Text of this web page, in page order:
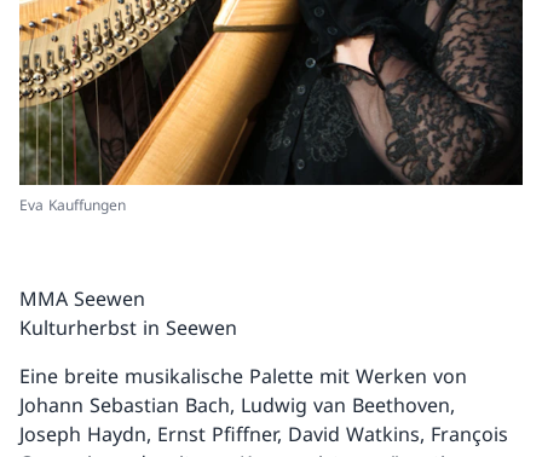
Eva Kauffungen
MMA Seewen
Kulturherbst in Seewen
Eine breite musikalische Palette mit Werken von
Johann Sebastian Bach, Ludwig van Beethoven,
Joseph Haydn, Ernst Pfiffner, David Watkins, François